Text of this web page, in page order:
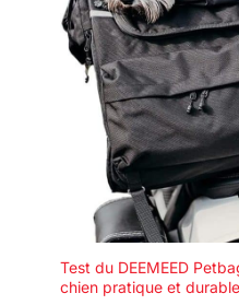
Test du DEEMEED
chien pratique et durable